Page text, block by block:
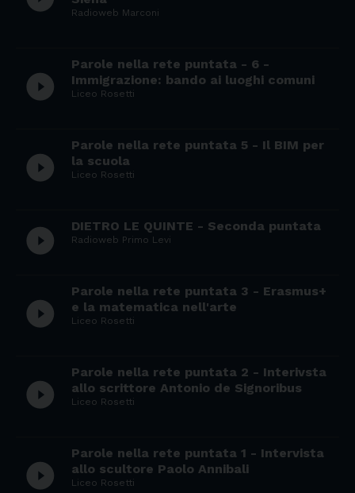
Radioweb Marconi
play_circle_filled
Parole nella rete puntata - 6 -
Immigrazione: bando ai luoghi comuni
Liceo Rosetti
play_circle_filled
Parole nella rete puntata 5 - Il BIM per
la scuola
Liceo Rosetti
play_circle_filled DIETRO LE QUINTE - Seconda puntata
Radioweb Primo Levi
play_circle_filled
Parole nella rete puntata 3 - Erasmus+
e la matematica nell'arte
Liceo Rosetti
play_circle_filled
Parole nella rete puntata 2 - Interivsta
allo scrittore Antonio de Signoribus
Liceo Rosetti
play_circle_filled
Parole nella rete puntata 1 - Intervista
allo scultore Paolo Annibali
Liceo Rosetti